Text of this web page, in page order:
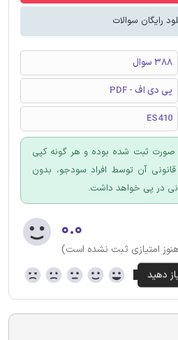
رایگان سوالات
388 سوال
پی دی اف - PDF
ES410
صورت ثبت شده بوده و هر گونه کپی
قانونی آن توسط افراد سودجو، بدون
در پی خواهد داشت.
۰.۰
امتیازی ثبت نشده است)